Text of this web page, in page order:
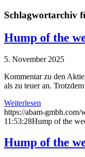
Schlagwortarchiv
Hump of the
5. November 2025
Kommentar zu den
als zu teuer an.
Weiterlesen
https://abam-gmbh.com/
11:53:28Hump of the
Hump of the